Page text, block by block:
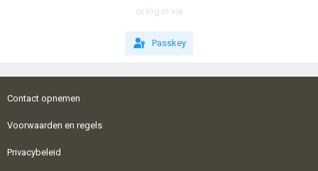
or log in via
Passkey
Contact opnemen
Voorwaarden en regels
Privacybeleid